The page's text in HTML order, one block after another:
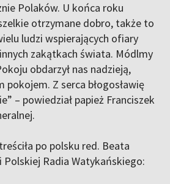
Polaków. U końca roku
otrzymane dobro, także to
ludzi wspierających ofiary
zakątkach świata. Módlmy
obdarzył nas nadzieją,
pokojem. Z serca błogosławię
– powiedział papież Franciszek
po polsku red. Beata
Polskiej Radia Watykańskiego: